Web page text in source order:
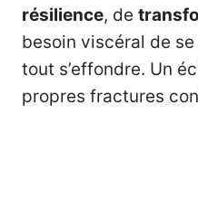
résilience, de
besoin viscéral de
tout s’effondre. Un
propres fractures